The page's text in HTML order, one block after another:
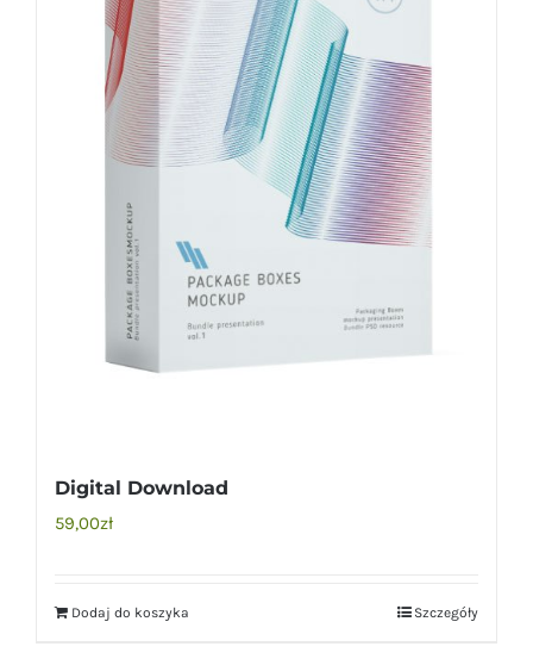
Digital Download
59,00zł
Dodaj do koszyka Szczegóły